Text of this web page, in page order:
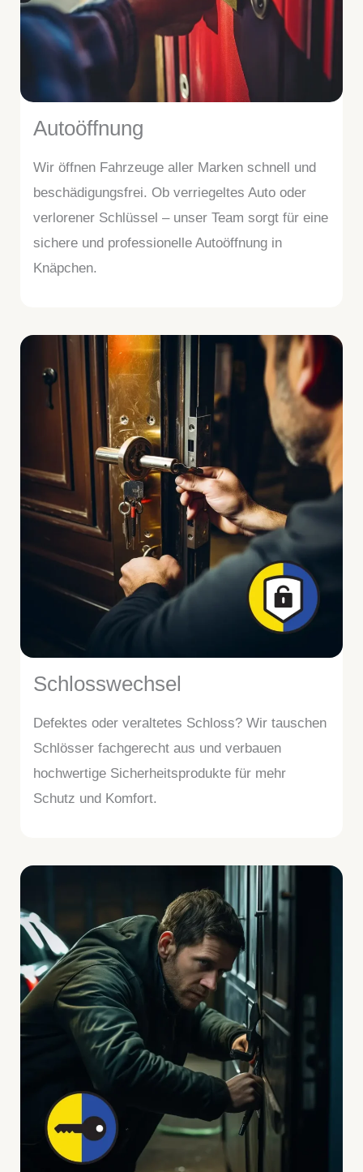
Autoöffnung
Wir öffnen Fahrzeuge aller Marken schnell und
beschädigungsfrei. Ob verriegeltes Auto oder
verlorener Schlüssel – unser Team sorgt für eine
sichere und professionelle Autoöffnung in
Knäpchen.
Schlosswechsel
Defektes oder veraltetes Schloss? Wir tauschen
Schlösser fachgerecht aus und verbauen
hochwertige Sicherheitsprodukte für mehr
Schutz und Komfort.